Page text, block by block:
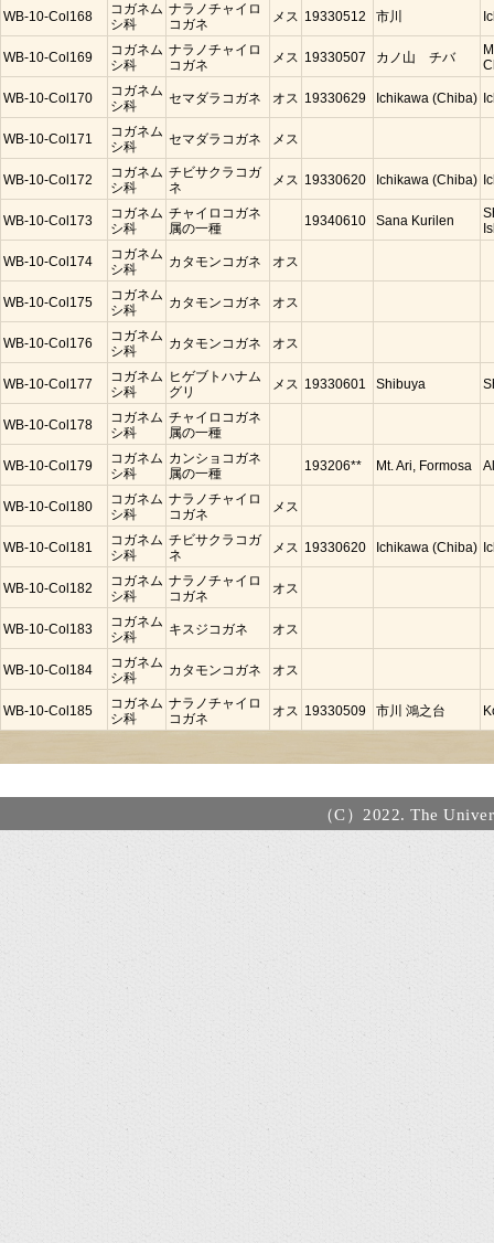
WB-10-Col168
コガネム
シ科
ナラノチャイロ
コガネ
メス 19330512 市川
WB-10-Col169
コガネム
シ科
ナラノチャイロ
コガネ
メス 19330507 カノ山 チバ
WB-10-Col170
コガネム
シ科
セマダラコガネ オス 19330629 Ichikawa (Chiba)
WB-10-Col171
コガネム
シ科
セマダラコガネ メス
WB-10-Col172
コガネム
シ科
チビサクラコガ
ネ
メス 19330620 Ichikawa (Chiba)
WB-10-Col173
コガネム
シ科
チャイロコガネ
属の一種
19340610 Sana Kurilen
WB-10-Col174
コガネム
シ科
カタモンコガネ オス
WB-10-Col175
コガネム
シ科
カタモンコガネ オス
WB-10-Col176
コガネム
シ科
カタモンコガネ オス
WB-10-Col177
コガネム
シ科
ヒゲブトハナム
グリ
メス 19330601 Shibuya
WB-10-Col178
コガネム
シ科
チャイロコガネ
属の一種
WB-10-Col179
コガネム
シ科
カンショコガネ
属の一種
193206** Mt. Ari, Formosa
WB-10-Col180
コガネム
シ科
ナラノチャイロ
コガネ
メス
WB-10-Col181
コガネム
シ科
チビサクラコガ
ネ
メス 19330620 Ichikawa (Chiba)
WB-10-Col182
コガネム
シ科
ナラノチャイロ
コガネ
オス
WB-10-Col183
コガネム
シ科
キスジコガネ オス
WB-10-Col184
コガネム
シ科
カタモンコガネ オス
WB-10-Col185
コガネム
シ科
ナラノチャイロ
コガネ
オス 19330509 市川 鴻之台
（C）2022. The